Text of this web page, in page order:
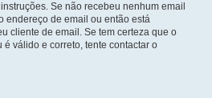
Se não recebeu nenhum email
endereço de email ou então está
cliente de email. Se tem certeza que o
válido e correto, tente contactar o